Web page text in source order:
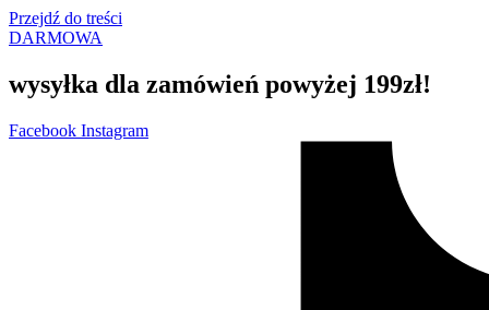
Przejdź do treści
DARMOWA
wysyłka dla zamówień powyżej 199zł!
Facebook Instagram